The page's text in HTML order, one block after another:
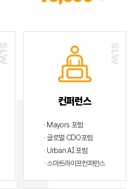
컨퍼런스
· Mayors 포럼
· 글로벌 CDO포럼
· Urban AI 포럼
· 스마트라이프컨퍼런스